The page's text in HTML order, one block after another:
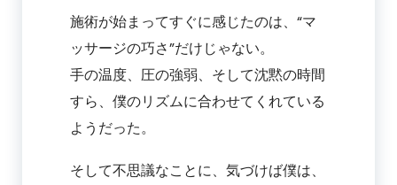
施術が始まってすぐに感じたのは、“マ
ッサージの巧さ”だけじゃない。
手の温度、圧の強弱、そして沈黙の時間
すら、僕のリズムに合わせてくれている
ようだった。
そして不思議なことに、気づけば僕は、